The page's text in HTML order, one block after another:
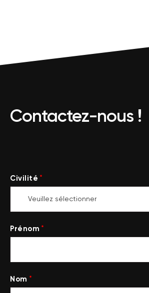
Contactez-nous !
Civilité *
Prénom *
Nom *